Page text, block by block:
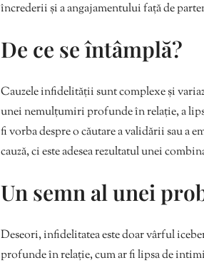
încrederii și a angajamentului față de
De ce se întâmplă?
Cauzele infidelității sunt complexe și
unei nemulțumiri profunde în relație, a
fi vorba despre o căutare a validării sau a
cauză, ci este adesea rezultatul unei
Un semn al unei
Deseori, infidelitatea este doar vârful
profunde în relație, cum ar fi lipsa de